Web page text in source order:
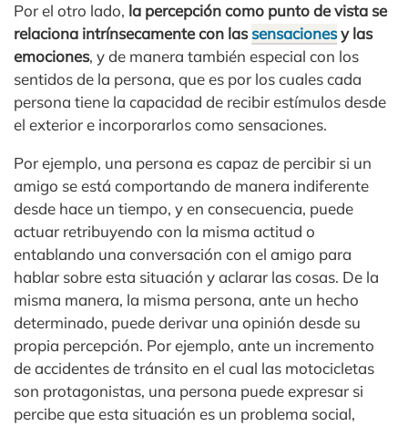
Por el otro lado, la percepción como punto de vista se
relaciona intrínsecamente con lassensacionesy las
emociones, y de manera también especial con los
sentidos de la persona, que es por los cuales cada
persona tiene la capacidad de recibir estímulos desde
el exterior e incorporarlos como sensaciones.
Por ejemplo, una persona es capaz de percibir si un
amigo se está comportando de manera indiferente
desde hace un tiempo, y en consecuencia, puede
actuar retribuyendo con la misma actitud o
entablando una conversación con el amigo para
hablar sobre esta situación y aclarar las cosas. De la
misma manera, la misma persona, ante un hecho
determinado, puede derivar una opinión desde su
propia percepción. Por ejemplo, ante un incremento
de accidentes de tránsito en el cual las motocicletas
son protagonistas, una persona puede expresar si
percibe que esta situación es un problema social,